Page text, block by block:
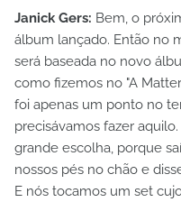
Janick Gers: Bem, o
álbum lançado. Então no
será baseada no novo
como fizemos no "A
foi apenas um ponto no
precisávamos fazer
grande escolha, porque
nossos pés no chão e
E nós tocamos um set